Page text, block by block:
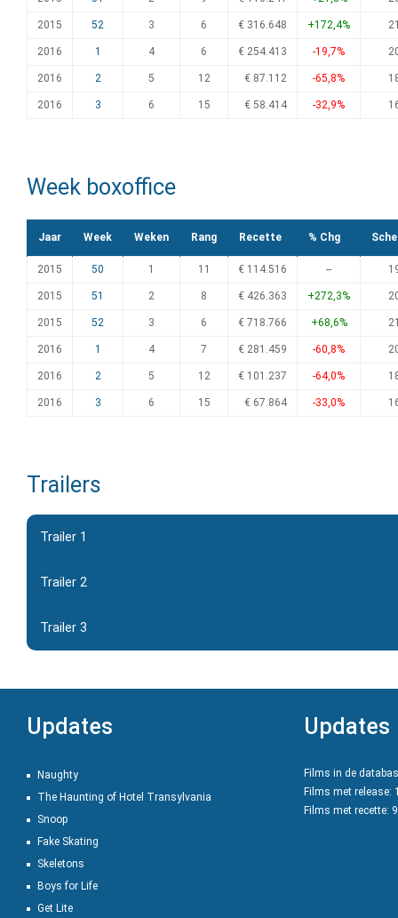
2015 52 3 6 € 316.648 +172,4%
2016 1 4 6 € 254.413 -19,7%
2016 2 5 12 € 87.112 -65,8%
2016 3 6 15 € 58.414 -32,9%
Week boxoffice
Jaar Week Weken Rang Recette % Chg
2015 50 1 11 € 114.516 --
2015 51 2 8 € 426.363 +272,3%
2015 52 3 6 € 718.766 +68,6%
2016 1 4 7 € 281.459 -60,8%
2016 2 5 12 € 101.237 -64,0%
2016 3 6 15 € 67.864 -33,0%
Trailers
Trailer 1
Trailer 2
Trailer 3
Updates
Naughty
The Haunting of Hotel Transylvania
Snoop
Fake Skating
Skeletons
Boys for Life
Get Lite
Updates
Films in de
Films met release:
Films met recette: